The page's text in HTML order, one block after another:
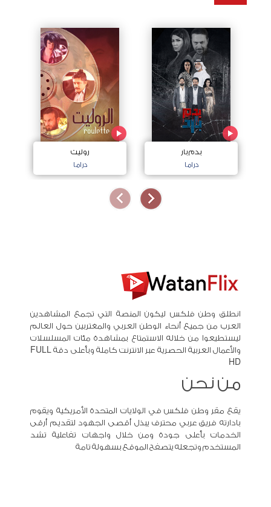
بدم بار
دراما
روليت
دراما
انطلق وطن فلكس ليكون المنصة التي تجمع المشاهدين
العرب من جميع أنحاء الوطن العربي والمغتربين حول العالم
ليستطيعوا من خلاله الاستمتاع بمشاهدة مئات المسلسلات
والأعمال العربية الحصرية عبر الانترنت كاملة وبأعلى دقة FULL
HD
من نحن
يقع مقر وطن فلكس في الولايات المتحدة الأمريكية ويقوم
بادارته فريق عربي محترف يبذل أقصى الجهود لتقديم أرقى
الخدمات بأعلى جودة ومن خلال واجهات تفاعلية تشد
المستخدم وتجعله يتصفح الموقع بسهولة تامة